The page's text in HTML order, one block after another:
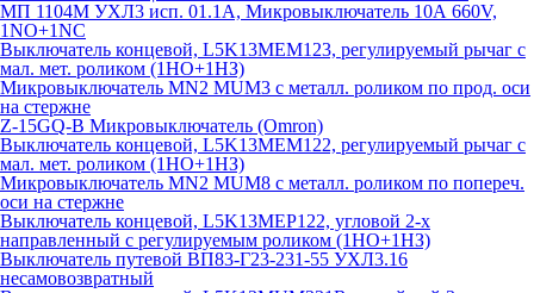
МП 1104М УХЛ3 исп. 01.1А, Микровыключатель 10А 660V,
1NO+1NC
Выключатель концевой, L5K13MEM123, регулируемый рычаг с
мал. мет. роликом (1НО+1НЗ)
Микровыключатель MN2 MUM3 с металл. роликом по прод. оси
на стержне
Z-15GQ-B Микровыключатель (Omron)
Выключатель концевой, L5K13MEM122, регулируемый рычаг с
мал. мет. роликом (1НО+1НЗ)
Микровыключатель MN2 MUM8 с металл. роликом по попереч.
оси на стержне
Выключатель концевой, L5K13MEP122, угловой 2-х
направленный с регулируемым роликом (1НО+1НЗ)
Выключатель путевой ВП83-Г23-231-55 УХЛ3.16
несамовозвратный